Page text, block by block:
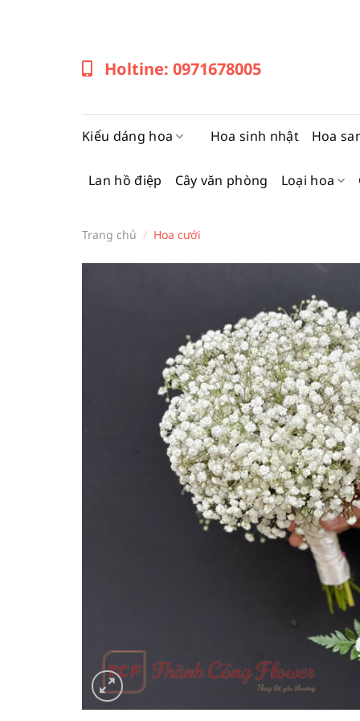
Holtine: 0971678005
Kiểu dáng hoa Hoa sinh nhật Hoa
Lan hồ điệp Cây văn phòng Loại hoa
Trang chủ / Hoa cưới